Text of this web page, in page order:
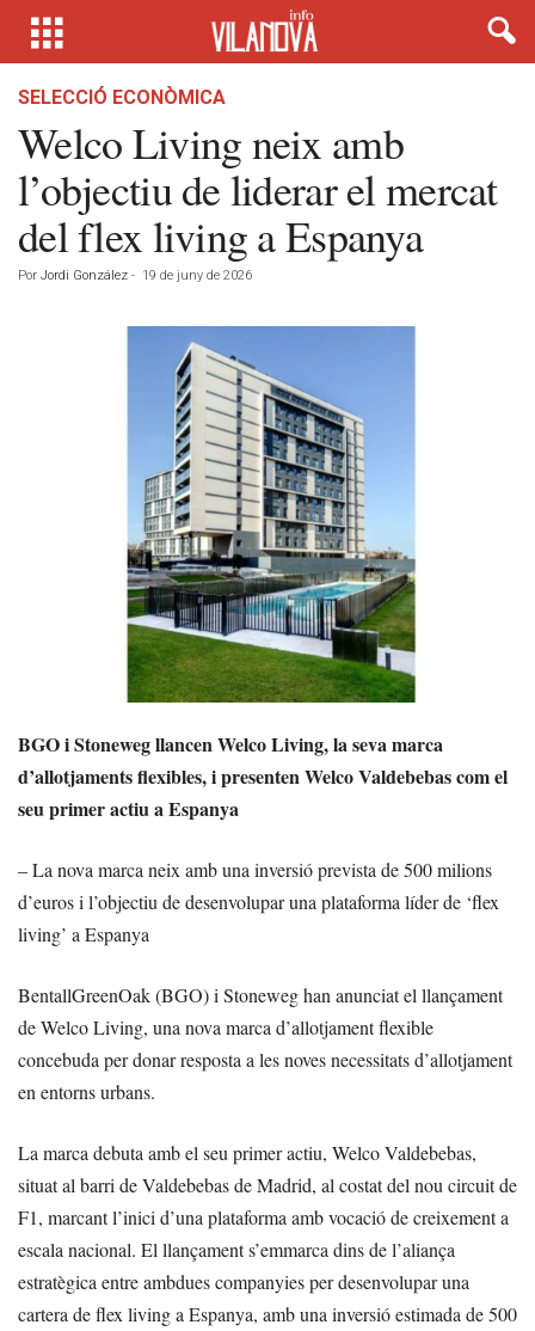
SELECCIÓ ECONÒMICA
Welco Living neix amb
l’objectiu de liderar el mercat
del flex living a Espanya
Por Jordi González - 19 de juny de 2026
BGO i Stoneweg llancen Welco Living, la seva marca
d’allotjaments flexibles, i presenten Welco Valdebebas com el
seu primer actiu a Espanya
– La nova marca neix amb una inversió prevista de 500 milions
d’euros i l’objectiu de desenvolupar una plataforma líder de ‘flex
living’ a Espanya
BentallGreenOak (BGO) i Stoneweg han anunciat el llançament
de Welco Living, una nova marca d’allotjament flexible
concebuda per donar resposta a les noves necessitats d’allotjament
en entorns urbans.
La marca debuta amb el seu primer actiu, Welco Valdebebas,
situat al barri de Valdebebas de Madrid, al costat del nou circuit de
F1, marcant l’inici d’una plataforma amb vocació de creixement a
escala nacional. El llançament s’emmarca dins de l’aliança
estratègica entre ambdues companyies per desenvolupar una
cartera de flex living a Espanya, amb una inversió estimada de 500